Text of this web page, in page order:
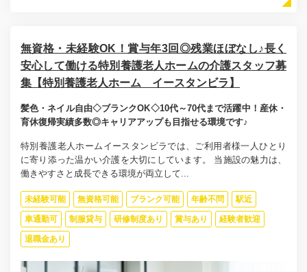
無資格・未経験OK！賞与年3回◎残業ほぼなし♪長く
安心して働ける特別養護老人ホームの介護スタッフ募
集【特別養護老人ホーム イースタンビラ】
髪色・ネイル自由◇ブランクOK◇10代～70代まで活躍中！産休・
育休復帰実績多数◎キャリアアップも目指せる環境です♪
特別養護老人ホームイースタンビラでは、ご利用者様一人ひとり
に寄り添った温かい介護を大切にしています。 当施設の魅力は、
働きやすさと成長できる環境が両立して...
未経験可能 無資格可能 ブランク可能 年齢不問 駅近
車通勤可 制服貸与 研修制度あり 賞与あり 経験者歓迎
退職金あり